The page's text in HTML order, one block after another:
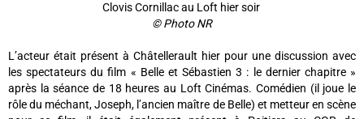
Clovis Cornillac au Loft hier soir
© Photo NR
L’acteur était présent à Châtellerault hier pour une discussion avec
les spectateurs du film « Belle et Sébastien 3 : le dernier chapitre »
après la séance de 18 heures au Loft Cinémas. Comédien (il joue le
rôle du méchant, Joseph, l’ancien maître de Belle) et metteur en scène